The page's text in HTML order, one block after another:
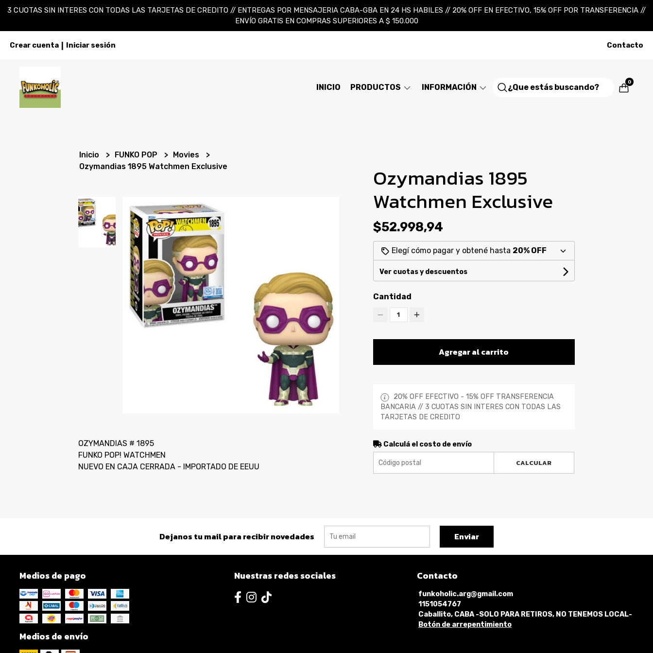
3 CUOTAS SIN INTERES CON TODAS LAS TARJETAS DE CREDITO // ENTREGAS POR MENSAJERIA CABA-GBA EN 24 HS HABILES // 20% OFF EN EFECTIVO, 15% OFF POR TRANSFERENCIA //
ENVÍO GRATIS EN COMPRAS SUPERIORES A $ 150.000
Crear cuenta Iniciar sesión Contacto
INICIO PRODUCTOS INFORMACIÓN
0
Inicio FUNKO POP
Movies
Ozymandias 1895 Watchmen Exclusive
OZYMANDIAS # 1895
FUNKO POP! WATCHMEN
NUEVO EN CAJA CERRADA - IMPORTADO DE EEUU
Ozymandias 1895
Watchmen Exclusive
$52.998,94
Elegí cómo pagar y obtené hasta 20% OFF
Ver cuotas y descuentos
Cantidad
1
Agregar al carrito
20% OFF EFECTIVO - 15% OFF TRANSFERENCIA
BANCARIA // 3 CUOTAS SIN INTERES CON TODAS LAS
TARJETAS DE CREDITO
Calculá el costo de envío
CALCULAR
Dejanos tu mail para recibir novedades Enviar
Medios de pago
Medios de envío
Nuestras redes sociales Contacto
funkoholic.arg@gmail.com
1151054767
Caballito, CABA -SOLO PARA RETIROS, NO TENEMOS LOCAL-
Botón de arrepentimiento